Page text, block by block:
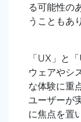
る可能性の
うこともあ
「UX」と
ウェアやシ
な体験に重
ユーザーが
に焦点を置